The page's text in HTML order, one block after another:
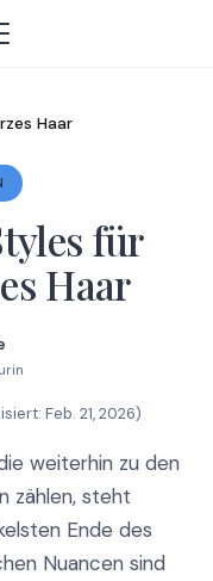
Haar
für
Haar
Feb. 21, 2026)
weiterhin zu den
zählen, steht
Ende des
Nuancen sind